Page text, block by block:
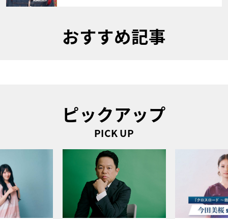
おすすめ記事
ピックアップ
PICK UP